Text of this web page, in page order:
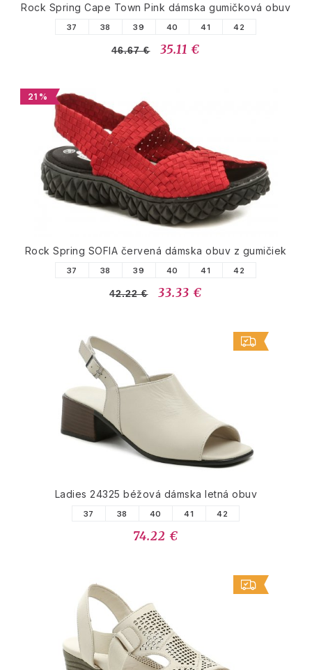
Rock Spring Cape Town Pink dámska gumičková obuv
37 38 39 40 41 42
46.67 € 35.11 €
21 %
Rock Spring SOFIA červená dámska obuv z gumičiek
37 38 39 40 41 42
42.22 € 33.33 €
Ladies 24325 béžová dámska letná obuv
37 38 40 41 42
74.22 €